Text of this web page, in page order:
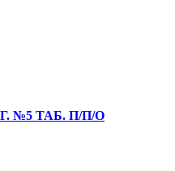
№5 ТАБ. П/П/О